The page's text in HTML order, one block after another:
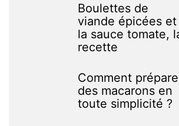
Boulettes de
viande épicées et
la sauce tomate,
recette
Comment
des macarons en
toute simplicité ?